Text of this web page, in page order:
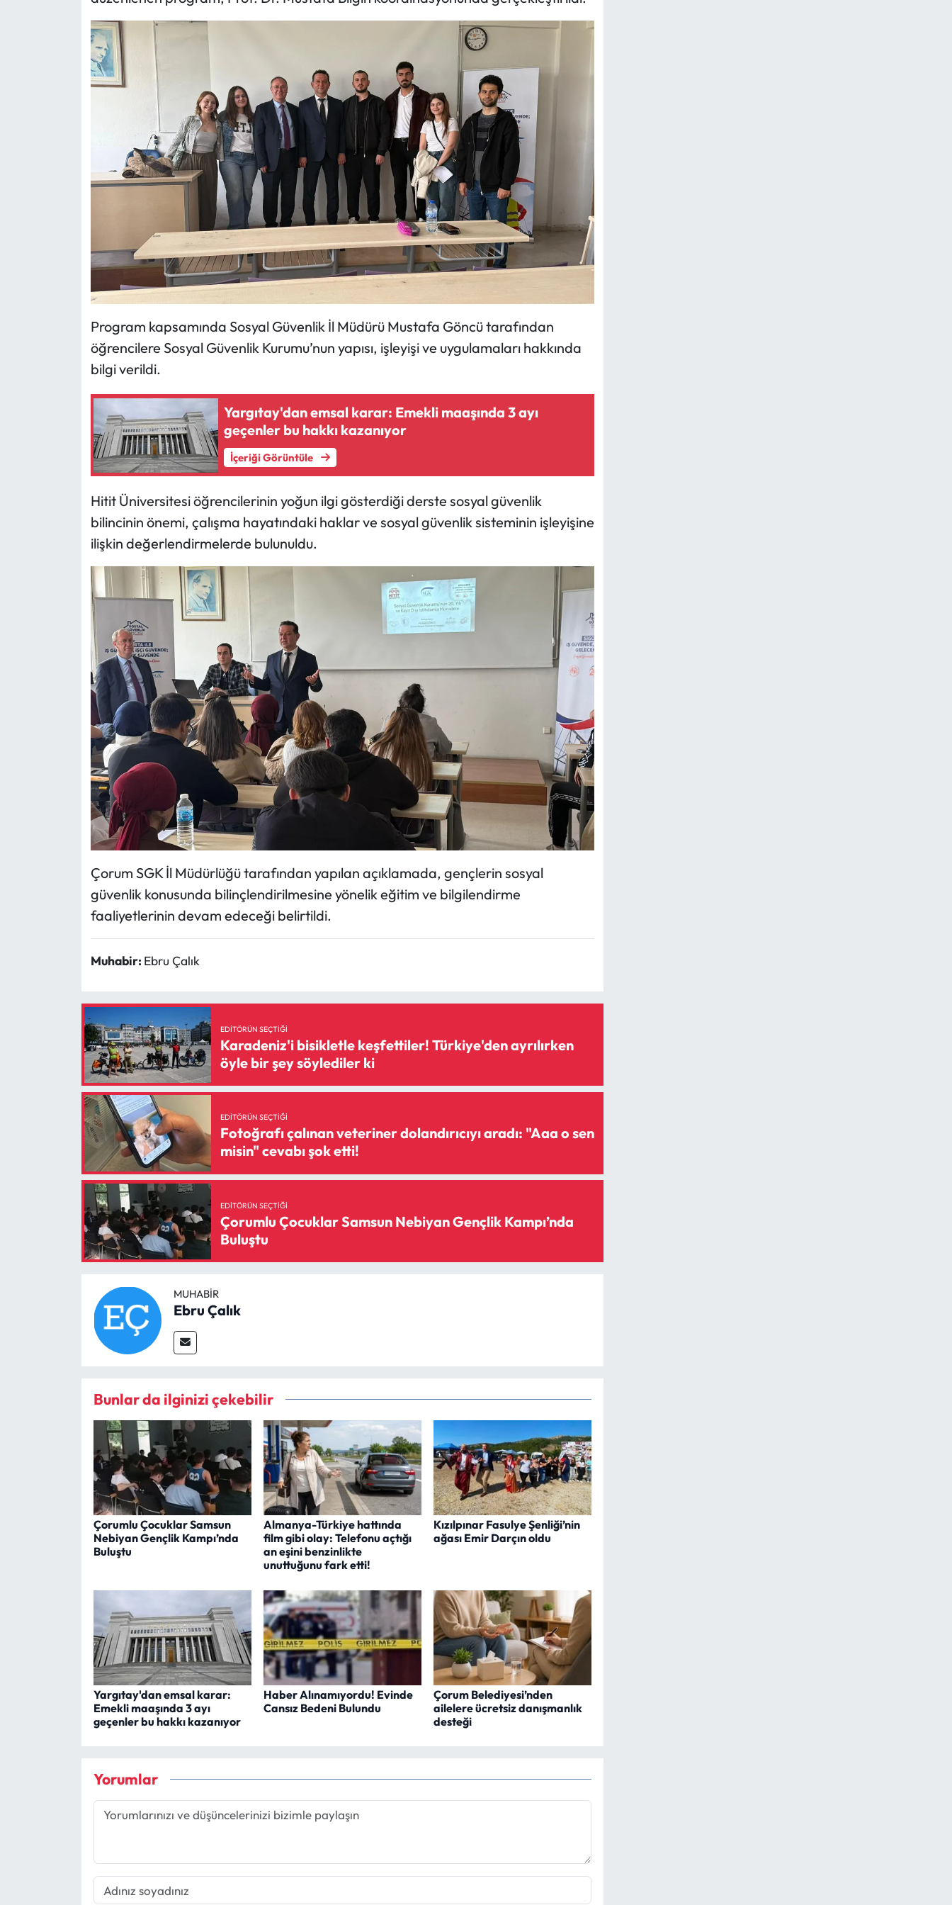
Program kapsamında Sosyal Güvenlik İl Müdürü Mustafa Göncü tarafından
öğrencilere Sosyal Güvenlik Kurumu’nun yapısı, işleyişi ve uygulamaları hakkında
bilgi verildi.
Yargıtay'dan emsal karar: Emekli maaşında 3 ayı
geçenler bu hakkı kazanıyor
İçeriği Görüntüle
Hitit Üniversitesi öğrencilerinin yoğun ilgi gösterdiği derste sosyal güvenlik
bilincinin önemi, çalışma hayatındaki haklar ve sosyal güvenlik sisteminin işleyişine
ilişkin değerlendirmelerde bulunuldu.
Çorum SGK İl Müdürlüğü tarafından yapılan açıklamada, gençlerin sosyal
güvenlik konusunda bilinçlendirilmesine yönelik eğitim ve bilgilendirme
faaliyetlerinin devam edeceği belirtildi.
Muhabir: Ebru Çalık
EDITÖRÜN SEÇTIĞI
Karadeniz'i bisikletle keşfettiler! Türkiye'den ayrılırken
öyle bir şey söylediler ki
EDITÖRÜN SEÇTIĞI
Fotoğrafı çalınan veteriner dolandırıcıyı aradı: "Aaa o sen
misin" cevabı şok etti!
EDITÖRÜN SEÇTIĞI
Çorumlu Çocuklar Samsun Nebiyan Gençlik Kampı’nda
Buluştu
MUHABIR
Ebru Çalık
Bunlar da ilginizi çekebilir
Çorumlu Çocuklar Samsun
Nebiyan Gençlik Kampı’nda
Buluştu
Almanya-Türkiye hattında
film gibi olay: Telefonu açtığı
an eşini benzinlikte
unuttuğunu fark etti!
Kızılpınar Fasulye Şenliği’nin
ağası Emir Darçın oldu
Yargıtay'dan emsal karar:
Emekli maaşında 3 ayı
geçenler bu hakkı kazanıyor
Haber Alınamıyordu! Evinde
Cansız Bedeni Bulundu
Çorum Belediyesi’nden
ailelere ücretsiz danışmanlık
desteği
Yorumlar
Mecitözü Haberleri
Oğuzlar Haberleri
Osmancık Haberleri
Otomotiv
Resmi Reklam
Sungurlu Haberleri
Uğurludağ Haberleri
Yayla Haber
Yemek Tarifleri
Yerel Haberler